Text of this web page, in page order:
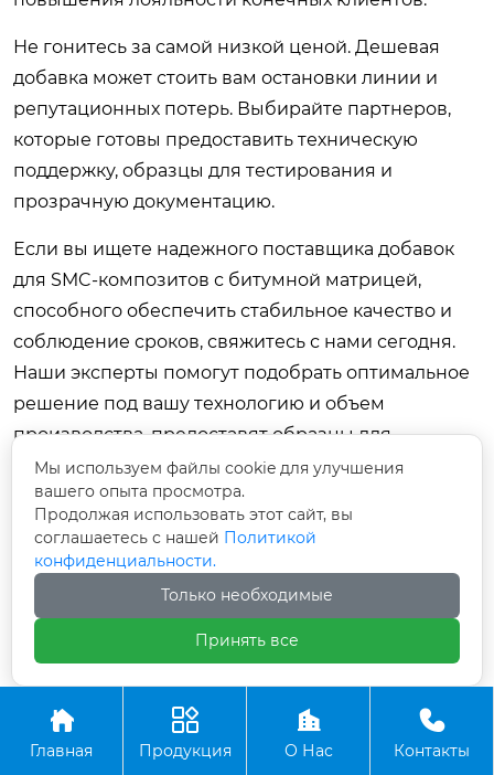
Не гонитесь за самой низкой ценой. Дешевая
добавка может стоить вам остановки линии и
репутационных потерь. Выбирайте партнеров,
которые готовы предоставить техническую
поддержку, образцы для тестирования и
прозрачную документацию.
Если вы ищете надежного поставщика добавок
для SMC-композитов с битумной матрицей,
способного обеспечить стабильное качество и
соблюдение сроков, свяжитесь с нами сегодня.
Наши эксперты помогут подобрать оптимальное
решение под вашу технологию и объем
производства, предоставят образцы для
тестирования и рассчитают коммерческое
предложение с учетом логистики до вашего
завода.
Для дальнейшего изучения темы рекомендуем
ознакомиться с нашими материалами по
технологиям производства SMC
композитных материалов в ЕАЭС.

Главная

Продукция

О Нас

Контакты
Мы используем файлы cookie для улучшения
вашего опыта просмотра.
Продолжая использовать этот сайт, вы
соглашаетесь с нашей Политикой
конфиденциальности.
Только необходимые
Принять все